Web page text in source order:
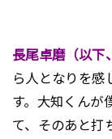
長尾卓磨（以下
ら人となりを感
す。大知くんが
て、そのあと打